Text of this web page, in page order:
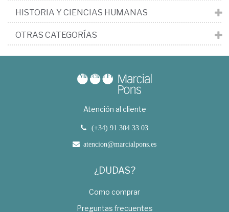
HISTORIA Y CIENCIAS HUMANAS
OTRAS CATEGORÍAS
Atención al cliente
(+34) 91 304 33 03
atencion@marcialpons.es
¿DUDAS?
Como comprar
Preguntas frecuentes